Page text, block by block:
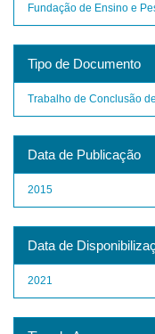
Fundação de Ensino e
Tipo de Documento
Trabalho de Conclusão
Data de Publicação
2015
Data de
2021